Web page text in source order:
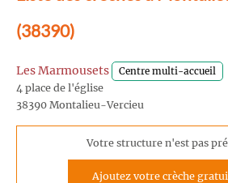
(38390)
Les Marmousets Centre multi-accueil
4 place de l'église
38390 Montalieu-Vercieu
Votre structure n'est pas
Ajoutez votre crèche